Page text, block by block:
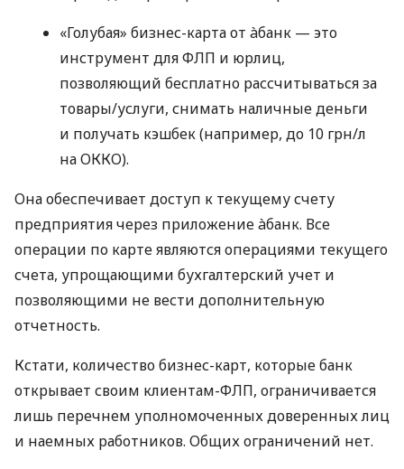
«Голубая» бизнес-карта от àбанк — это
инструмент для ФЛП и юрлиц,
позволяющий бесплатно рассчитываться за
товары/услуги, снимать наличные деньги
и получать кэшбек (например, до 10 грн/л
на ОККО).
Она обеспечивает доступ к текущему счету
предприятия через приложение àбанк. Все
операции по карте являются операциями текущего
счета, упрощающими бухгалтерский учет и
позволяющими не вести дополнительную
отчетность.
Кстати, количество бизнес-карт, которые банк
открывает своим клиентам-ФЛП, ограничивается
лишь перечнем уполномоченных доверенных лиц
и наемных работников. Общих ограничений нет.